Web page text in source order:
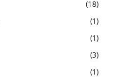
18
1
1
3
1